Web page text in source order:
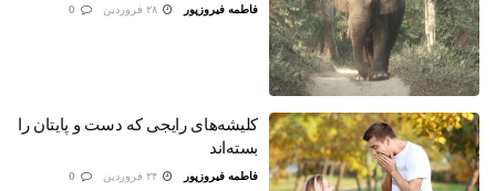
فاطمه فیروزپور
کلیشه‌های رایجی که دست و پایتان را
بسته‌اند
فاطمه فیروزپور